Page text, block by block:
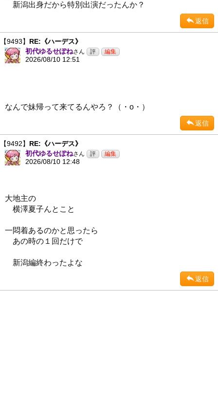
新潟出身だから特別出演だったんか？
返信
【9493】 RE:《ハーデス》
初代ゆるせぽねさん
2026/08/10 12:51
なんで妹帰って来てるんやろ？（・ο・）
返信
【9492】 RE:《ハーデス》
初代ゆるせぽねさん
2026/08/10 12:48
大地主の
横澤夏子んとこと
一悶着あるのかと思ったら
あの時の１回だけで
新潟編終わったよな
返信